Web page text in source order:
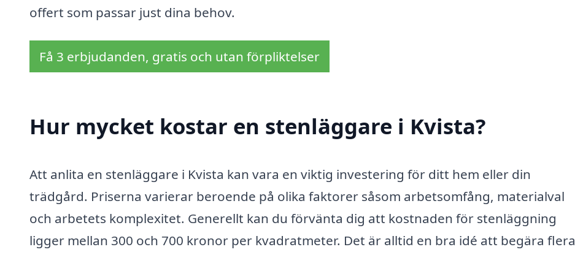
offert som passar just dina behov.
Få 3 erbjudanden, gratis och utan förpliktelser
Hur mycket kostar en stenläggare i Kvista?
Att anlita en stenläggare i Kvista kan vara en viktig investering för ditt hem eller din
trädgård. Priserna varierar beroende på olika faktorer såsom arbetsomfång, materialval
och arbetets komplexitet. Generellt kan du förvänta dig att kostnaden för stenläggning
ligger mellan 300 och 700 kronor per kvadratmeter. Det är alltid en bra idé att begära flera